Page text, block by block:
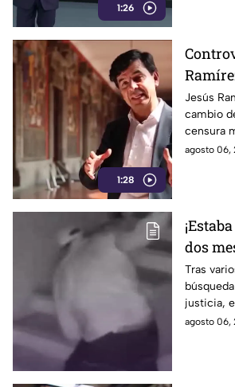
1:26
1:28
de
Jesús
cambio
censura
medios
agosto 06,
dos
Tras
justicia,
Paula
agosto 06,